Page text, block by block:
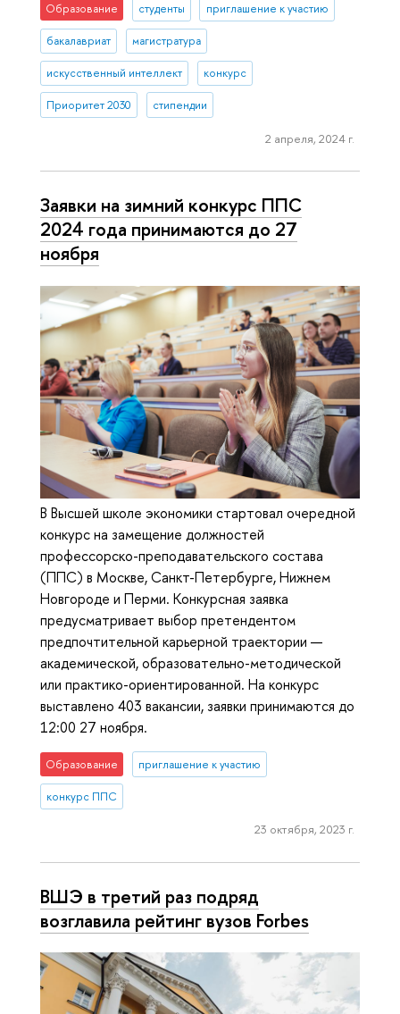
Образование студенты приглашение к участию
бакалавриат магистратура
искусственный интеллект конкурс
Приоритет 2030 стипендии
2 апреля, 2024 г.
Заявки на зимний конкурс ППС
2024 года принимаются до 27
ноября
В Высшей школе экономики стартовал очередной
конкурс на замещение должностей
профессорско-преподавательского состава
(ППС) в Москве, Санкт-Петербурге, Нижнем
Новгороде и Перми. Конкурсная заявка
предусматривает выбор претендентом
предпочтительной карьерной траектории —
академической, образовательно-методической
или практико-ориентированной. На конкурс
выставлено 403 вакансии, заявки принимаются до
12:00 27 ноября.
Образование приглашение к участию
конкурс ППС
23 октября, 2023 г.
ВШЭ в третий раз подряд
возглавила рейтинг вузов Forbes